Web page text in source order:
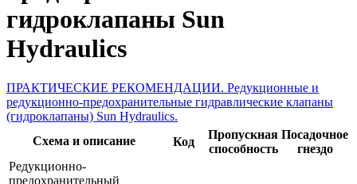
гидроклапаны Sun
Hydraulics
ПРАКТИЧЕСКИЕ РЕКОМЕНДАЦИИ. Редукционные и
редукционно-предохранительные гидравлические клапаны
(гидроклапаны) Sun Hydraulics.
Схема и описание
Код
Пропускная
способность
Посадочное
гнездо
Редукционно-
предохранительный